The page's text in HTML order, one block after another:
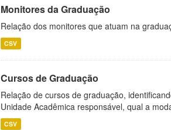
Monitores da Graduação
Relação dos monitores que atuam na
CSV
Cursos de Graduação
Relação de cursos de graduação,
Unidade Acadêmica responsável, qual a
CSV